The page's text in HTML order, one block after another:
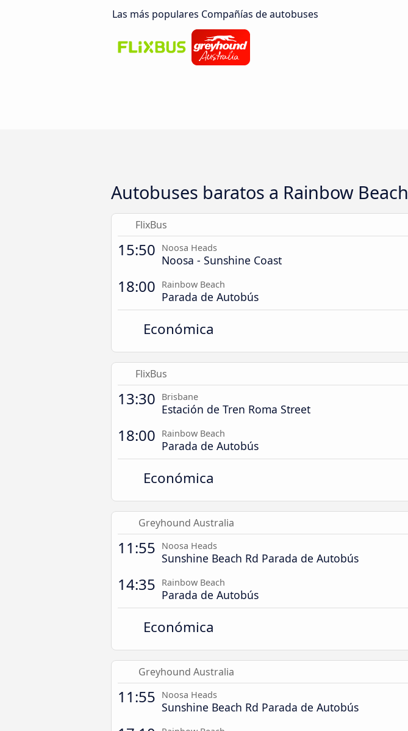
Las más populares Compañías de autobuses
Autobuses baratos a Rainbow Beach
FlixBus
15:50 Noosa Heads
Noosa - Sunshine Coast
18:00 Rainbow Beach
Parada de Autobús
Económica
FlixBus
13:30 Brisbane
Estación de Tren Roma Street
18:00 Rainbow Beach
Parada de Autobús
Económica
Greyhound Australia
11:55 Noosa Heads
Sunshine Beach Rd Parada de Autobús
14:35 Rainbow Beach
Parada de Autobús
Económica
Greyhound Australia
11:55 Noosa Heads
Sunshine Beach Rd Parada de Autobús